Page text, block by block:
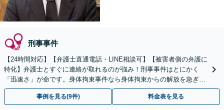
刑事事件
【24時間対応】【弁護士直通電話・LINE相談可】【被害者側の弁護に
特化】弁護士とすぐに連絡が取れるのが強み！刑事事件はとにかく
「迅速さ」が命です。身体拘束事件なら身体拘束からの解放を急ぎま
す。示談交渉はお任せください。
事例を見る(9件) 料金表を見る